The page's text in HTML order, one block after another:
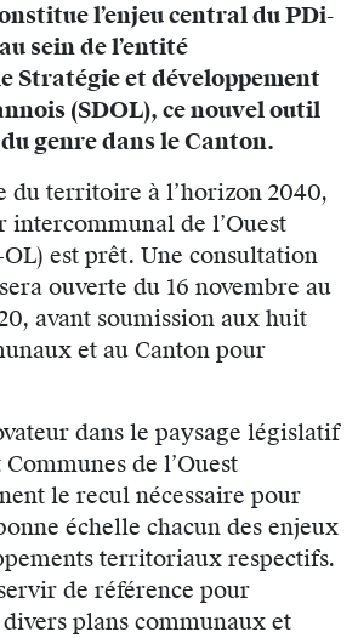
l’enjeu central du PDi-
sein de l’entité
Stratégie et développement
(SDOL), ce nouvel outil
genre dans le Canton.
du territoire à l’horizon 2040,
intercommunal de l’Ouest
est prêt. Une consultation
ouverte du 16 novembre au
avant soumission aux huit
et au Canton pour
dans le paysage législatif
de l’Ouest
le recul nécessaire pour
échelle chacun des enjeux
territoriaux respectifs.
de référence pour
plans communaux et